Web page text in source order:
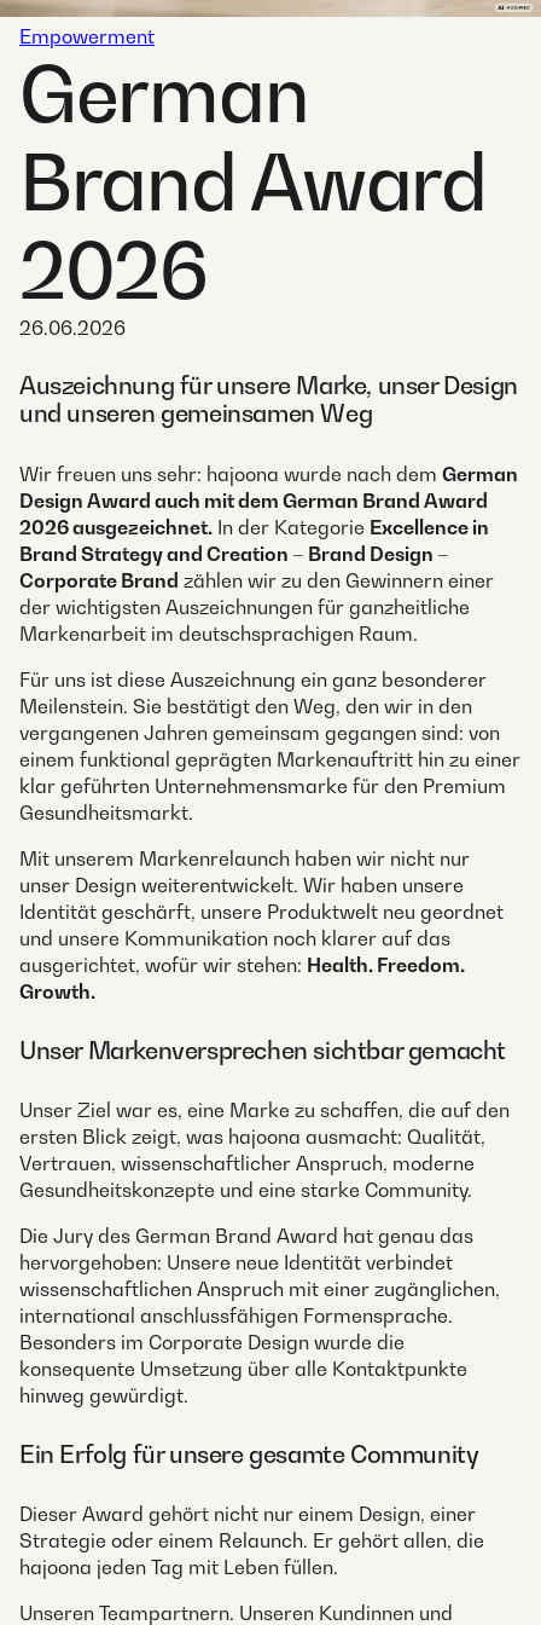
Empowerment
German
Brand Award
2026
26.06.2026
Auszeichnung für unsere Marke, unser Design
und unseren gemeinsamen Weg
Wir freuen uns sehr: hajoona wurde nach dem German
Design Award auch mit dem German Brand Award
2026 ausgezeichnet. In der Kategorie Excellence in
Brand Strategy and Creation – Brand Design –
Corporate Brand zählen wir zu den Gewinnern einer
der wichtigsten Auszeichnungen für ganzheitliche
Markenarbeit im deutschsprachigen Raum.
Für uns ist diese Auszeichnung ein ganz besonderer
Meilenstein. Sie bestätigt den Weg, den wir in den
vergangenen Jahren gemeinsam gegangen sind: von
einem funktional geprägten Markenauftritt hin zu einer
klar geführten Unternehmensmarke für den Premium
Gesundheitsmarkt.
Mit unserem Markenrelaunch haben wir nicht nur
unser Design weiterentwickelt. Wir haben unsere
Identität geschärft, unsere Produktwelt neu geordnet
und unsere Kommunikation noch klarer auf das
ausgerichtet, wofür wir stehen: Health. Freedom.
Growth.
Unser Markenversprechen sichtbar gemacht
Unser Ziel war es, eine Marke zu schaffen, die auf den
ersten Blick zeigt, was hajoona ausmacht: Qualität,
Vertrauen, wissenschaftlicher Anspruch, moderne
Gesundheitskonzepte und eine starke Community.
Die Jury des German Brand Award hat genau das
hervorgehoben: Unsere neue Identität verbindet
wissenschaftlichen Anspruch mit einer zugänglichen,
international anschlussfähigen Formensprache.
Besonders im Corporate Design wurde die
konsequente Umsetzung über alle Kontaktpunkte
hinweg gewürdigt.
Ein Erfolg für unsere gesamte Community
Dieser Award gehört nicht nur einem Design, einer
Strategie oder einem Relaunch. Er gehört allen, die
hajoona jeden Tag mit Leben füllen.
Unseren Teampartnern. Unseren Kundinnen und